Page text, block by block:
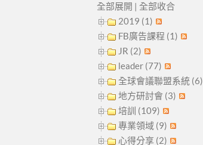
全部展開 | 全部收合
2019 (1)
FB廣告課程 (1)
JR (2)
leader (77)
全球會議聯盟系統 (6)
地方研討會 (3)
培訓 (109)
專業領域 (9)
心得分享 (2)